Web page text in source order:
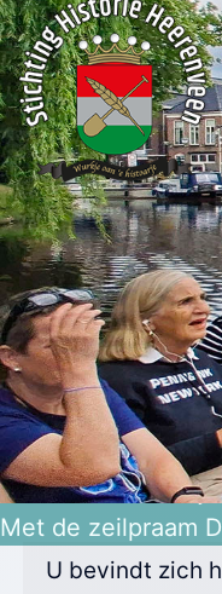
Heerenveen 475
Met de zeilpraam
U bevindt zich